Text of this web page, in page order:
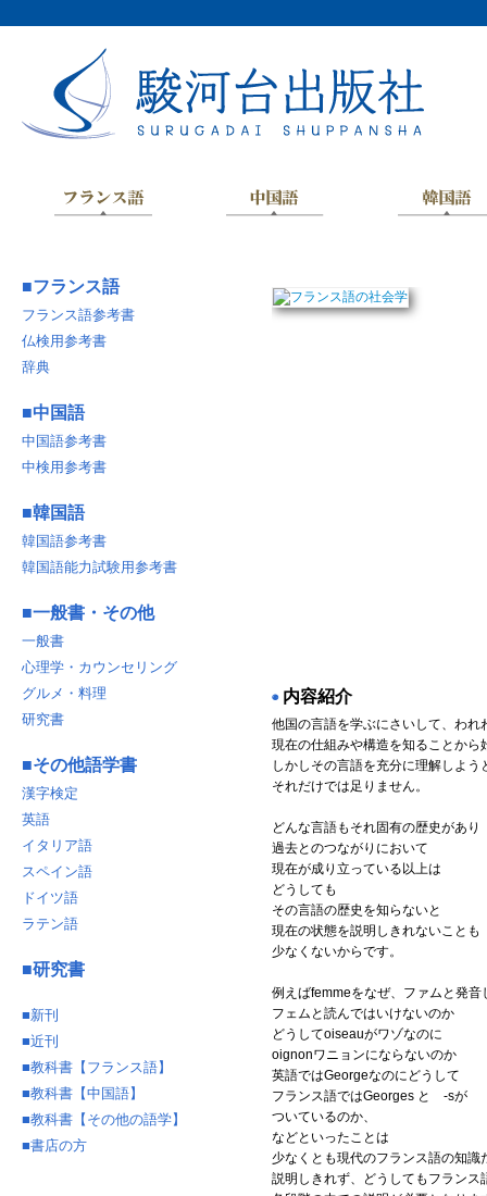
◉ 内容紹介
他国の言語を学ぶにさいして、われ
現在の仕組みや構造を知ることから
しかしその言語を充分に理解しよう
それだけでは足りません。
どんな言語もそれ固有の歴史があり
過去とのつながりにおいて
現在が成り立っている以上は
どうしても
その言語の歴史を知らないと
現在の状態を説明しきれないことも
少なくないからです。
例えばfemmeをなぜ、ファムと発音
フェムと読んではいけないのか
どうしてoiseauがワゾなのに
oignonワニョンにならないのか
英語ではGeorgeなのにどうして
フランス語ではGeorges と -sが
ついているのか、
などといったことは
少なくとも現代のフランス語の知識
説明しきれず、どうしてもフランス
■フランス語
フランス語参考書
仏検用参考書
辞典
■中国語
中国語参考書
中検用参考書
■韓国語
韓国語参考書
韓国語能力試験用参考書
■一般書・その他
一般書
心理学・カウンセリング
グルメ・料理
研究書
■その他語学書
漢字検定
英語
イタリア語
スペイン語
ドイツ語
ラテン語
■研究書
■新刊
■近刊
■教科書【フランス語】
■教科書【中国語】
■教科書【その他の語学】
■書店の方